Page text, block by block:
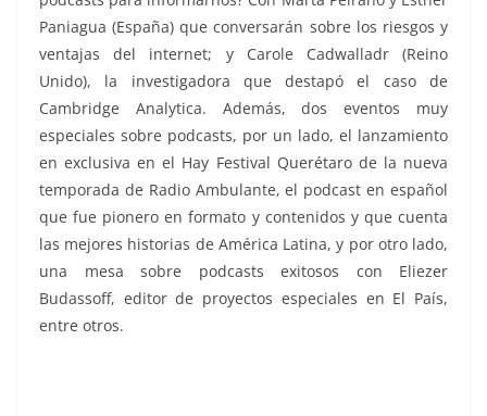
Paniagua (España) que conversarán sobre los riesgos y
ventajas del internet; y Carole Cadwalladr (Reino
Unido), la investigadora que destapó el caso de
Cambridge Analytica. Además, dos eventos muy
especiales sobre podcasts, por un lado, el lanzamiento
en exclusiva en el Hay Festival Querétaro de la nueva
temporada de Radio Ambulante, el podcast en español
que fue pionero en formato y contenidos y que cuenta
las mejores historias de América Latina, y por otro lado,
una mesa sobre podcasts exitosos con Eliezer
Budassoff, editor de proyectos especiales en El País,
entre otros.